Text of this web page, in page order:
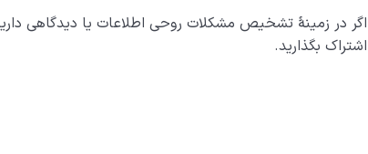
اگر در زمینۀ تشخیص مشکلات روحی اطلاعات یا دیدگاهی
اشتراک بگذارید.